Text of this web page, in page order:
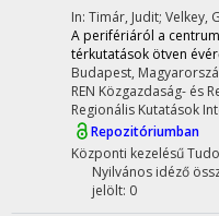
In: Timár, Judit; Velkey,
A perifériáról a
térkutatások ötven
Budapest,
REN Közgazdaság- és
Regionális Kutatások
Repozitóriumban
Központi kezelésű
Nyilvános idéző
jelölt: 0